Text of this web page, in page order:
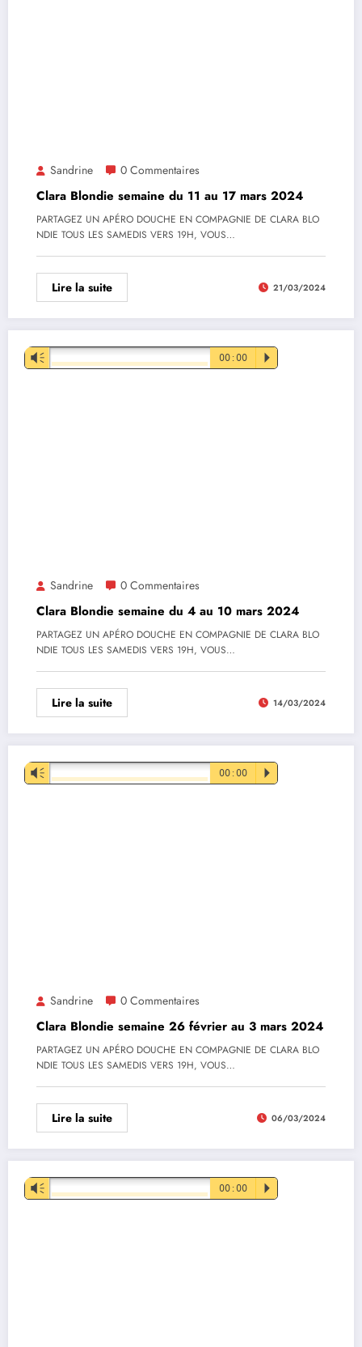
Sandrine 0 Commentaires
Clara Blondie semaine du 11 au 17 mars 2024
PARTAGEZ UN APÉRO DOUCHE EN COMPAGNIE DE CLARA BLO
NDIE TOUS LES SAMEDIS VERS 19H, VOUS…
Lire la suite 21/03/2024
Lecteur
audio
Vm 00:00 P
Sandrine 0 Commentaires
Clara Blondie semaine du 4 au 10 mars 2024
PARTAGEZ UN APÉRO DOUCHE EN COMPAGNIE DE CLARA BLO
NDIE TOUS LES SAMEDIS VERS 19H, VOUS…
Lire la suite 14/03/2024
Lecteur
audio
Vm 00:00 P
Sandrine 0 Commentaires
Clara Blondie semaine 26 février au 3 mars 2024
PARTAGEZ UN APÉRO DOUCHE EN COMPAGNIE DE CLARA BLO
NDIE TOUS LES SAMEDIS VERS 19H, VOUS…
Lire la suite 06/03/2024
Lecteur
audio
Vm 00:00 P